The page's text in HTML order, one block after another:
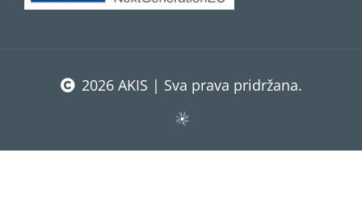
2026 AKIS | Sva prava pridržana.